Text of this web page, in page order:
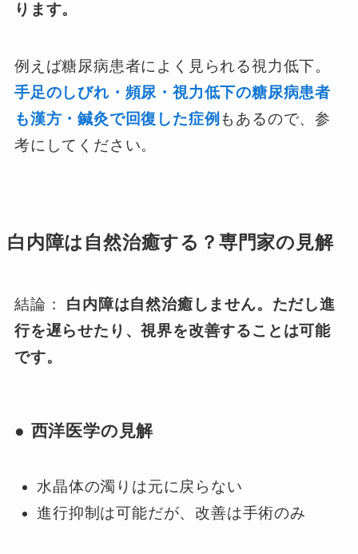
ります。
例えば糖尿病患者によく見られる視力低下。
手足のしびれ・頻尿・視力低下の糖尿病患者
も漢方・鍼灸で回復した症例 もあるので、参
考にしてください。
白内障は自然治癒する？専門家の見解
結論： 白内障は自然治癒しません。ただし進
行を遅らせたり、視界を改善することは可能
です。
● 西洋医学の見解
水晶体の濁りは元に戻らない
進行抑制は可能だが、改善は手術のみ